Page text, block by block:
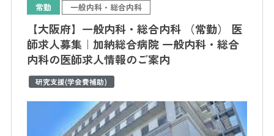
常勤 一般内科・総合内科
【大阪府】一般内科・総合内科 （常勤） 医
師求人募集｜加納総合病院 一般内科・総合
内科の医師求人情報のご案内
研究支援(学会費補助)